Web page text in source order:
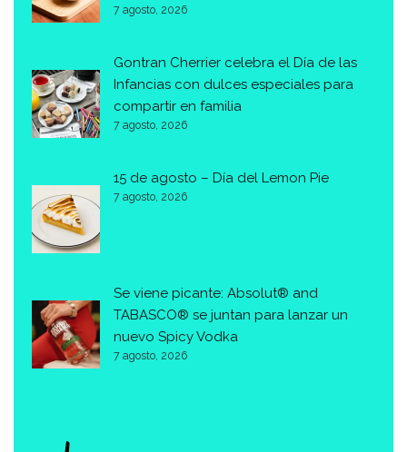
7 agosto, 2026
Gontran Cherrier celebra el Día de las
Infancias con dulces especiales para
compartir en familia
7 agosto, 2026
15 de agosto – Día del Lemon Pie
7 agosto, 2026
Se viene picante: Absolut® and
TABASCO® se juntan para lanzar un
nuevo Spicy Vodka
7 agosto, 2026